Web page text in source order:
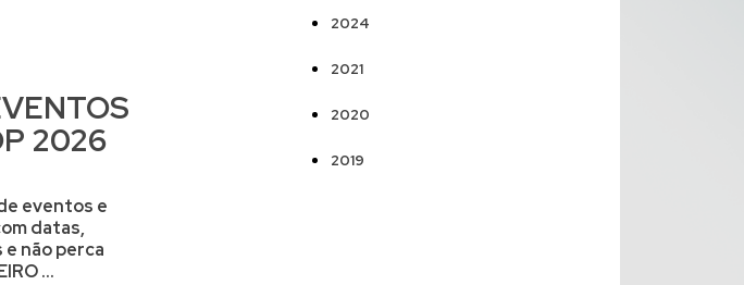
2026
eventos e
datas,
não perca
...
2024
2021
2020
2019